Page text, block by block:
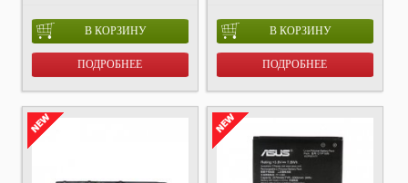
В КОРЗИНУ
ПОДРОБНЕЕ
В КОРЗИНУ
ПОДРОБНЕЕ